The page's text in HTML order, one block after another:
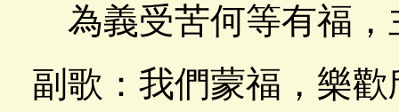
為義受苦何等有福
副歌：我們蒙福，樂